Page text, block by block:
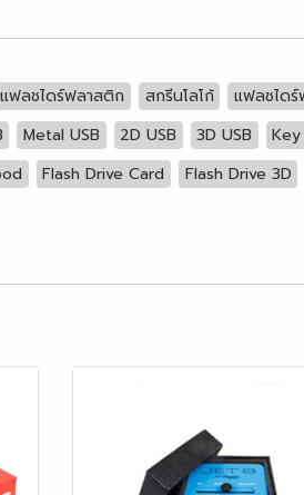
แฟลชไดร์ฟลาสติก สกรีนโลโก้
แฟลชได
Metal USB 2D USB 3D USB
Key
Flash Drive Card
Flash Drive 3D